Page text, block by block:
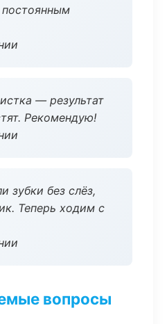
постоянным
— результат
Рекомендую!
зубки без слёз,
Теперь ходим с
вопросы